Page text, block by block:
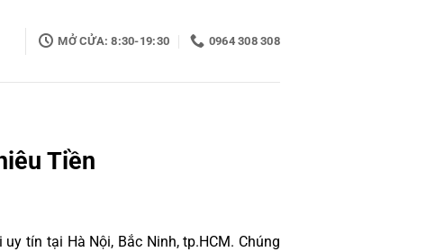
MỞ CỬA: 8:30-19:30 0964 308 308
Tiền
tín tại Hà Nội, Bắc Ninh, tp.HCM. Chúng